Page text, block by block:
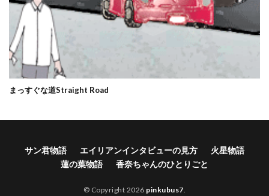
まっすぐな道Straight Road
サン君物語 エイリアンインタビューの見方
火星物語
蓮の葉物語
香奈ちゃんのひとりごと
© Copyright 2026 pinkubus7